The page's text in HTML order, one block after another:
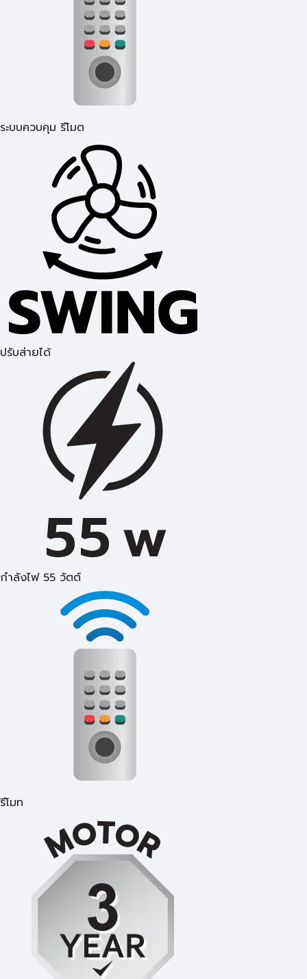
ระบบควบคุม รีโมต
ปรับส่ายได้
กำลังไฟ 55 วัตต์
รีโมท